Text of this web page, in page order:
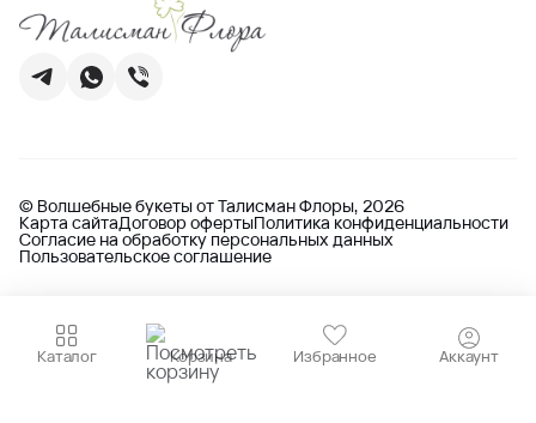
Каталог Корзина Избранное Аккаунт
© Волшебные букеты от Талисман Флоры, 2026
Карта сайтаДоговор офертыПолитика конфиденциальности
Согласие на обработку персональных данных
Пользовательское соглашение